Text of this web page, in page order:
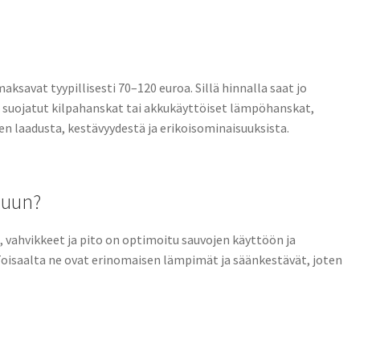
tyypillisesti 70–120 euroa. Sillä hinnalla saat jo
kilpahanskat tai akkukäyttöiset lämpöhanskat,
laadusta, kestävyydestä ja erikoisominaisuuksista.
ja pito on optimoitu sauvojen käyttöön ja
ne ovat erinomaisen lämpimät ja säänkestävät, joten